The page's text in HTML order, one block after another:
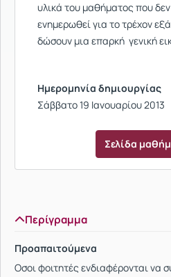
υλικά του μαθήματος που
ενημερωθεί για το τρέχον
δώσουν μια επαρκή γενική
Ημερομηνία δημιουργίας
Σάββατο 19 Ιανουαρίου 2013
Σελίδα
Περίγραμμα
Προαπαιτούμενα
Οσοι φοιτητές ενδιαφέρονται να